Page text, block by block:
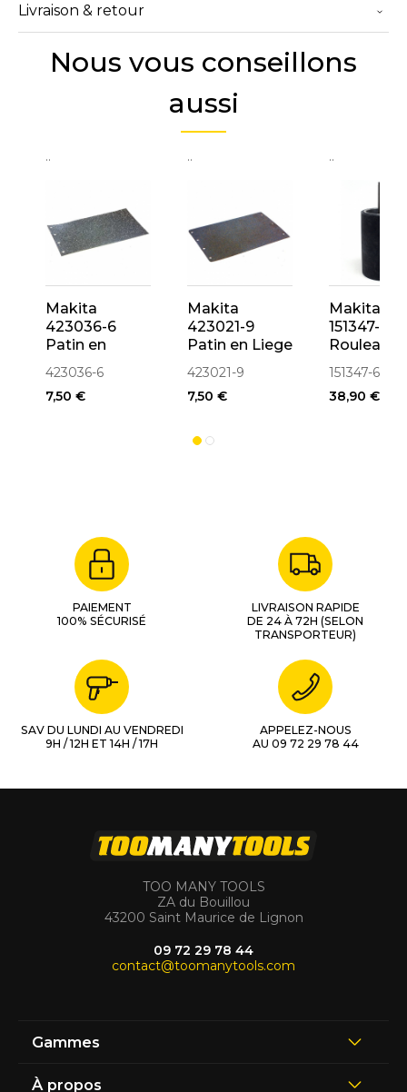
Livraison & retour
Nous vous conseillons
aussi
..
Makita
423036-6
Patin en
Graphite pour
ponceuse à
bande
423036-6
7,50 €
..
Makita
423021-9
Patin en Liege
pour
ponceuse à
bande 87mm
423021-9
7,50 €
..
Makita
151347-6
Rouleau
Entraineur
9924DB
151347-6
38,90 €
PAIEMENT
100% SÉCURISÉ
LIVRAISON RAPIDE
DE 24 À 72H (SELON
TRANSPORTEUR)
SAV DU LUNDI AU VENDREDI
9H / 12H ET 14H / 17H
APPELEZ-NOUS
AU 09 72 29 78 44
TOO MANY TOOLS
ZA du Bouillou
43200 Saint Maurice de Lignon
09 72 29 78 44
contact@toomanytools.com
Gammes
À propos